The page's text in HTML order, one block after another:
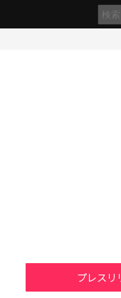
プレスリ